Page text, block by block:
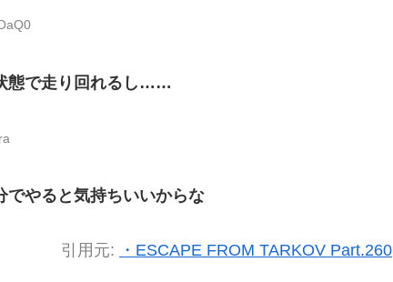
態で走り回れるし……
でやると気持ちいいからな
引用元: ・ESCAPE FROM TARKOV Part.260